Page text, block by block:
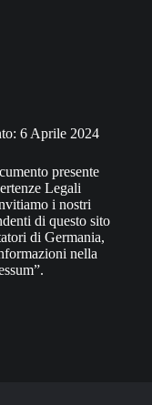
6 Aprile 2024
presente
Legali
i nostri
di questo sito
di Germania,
nella